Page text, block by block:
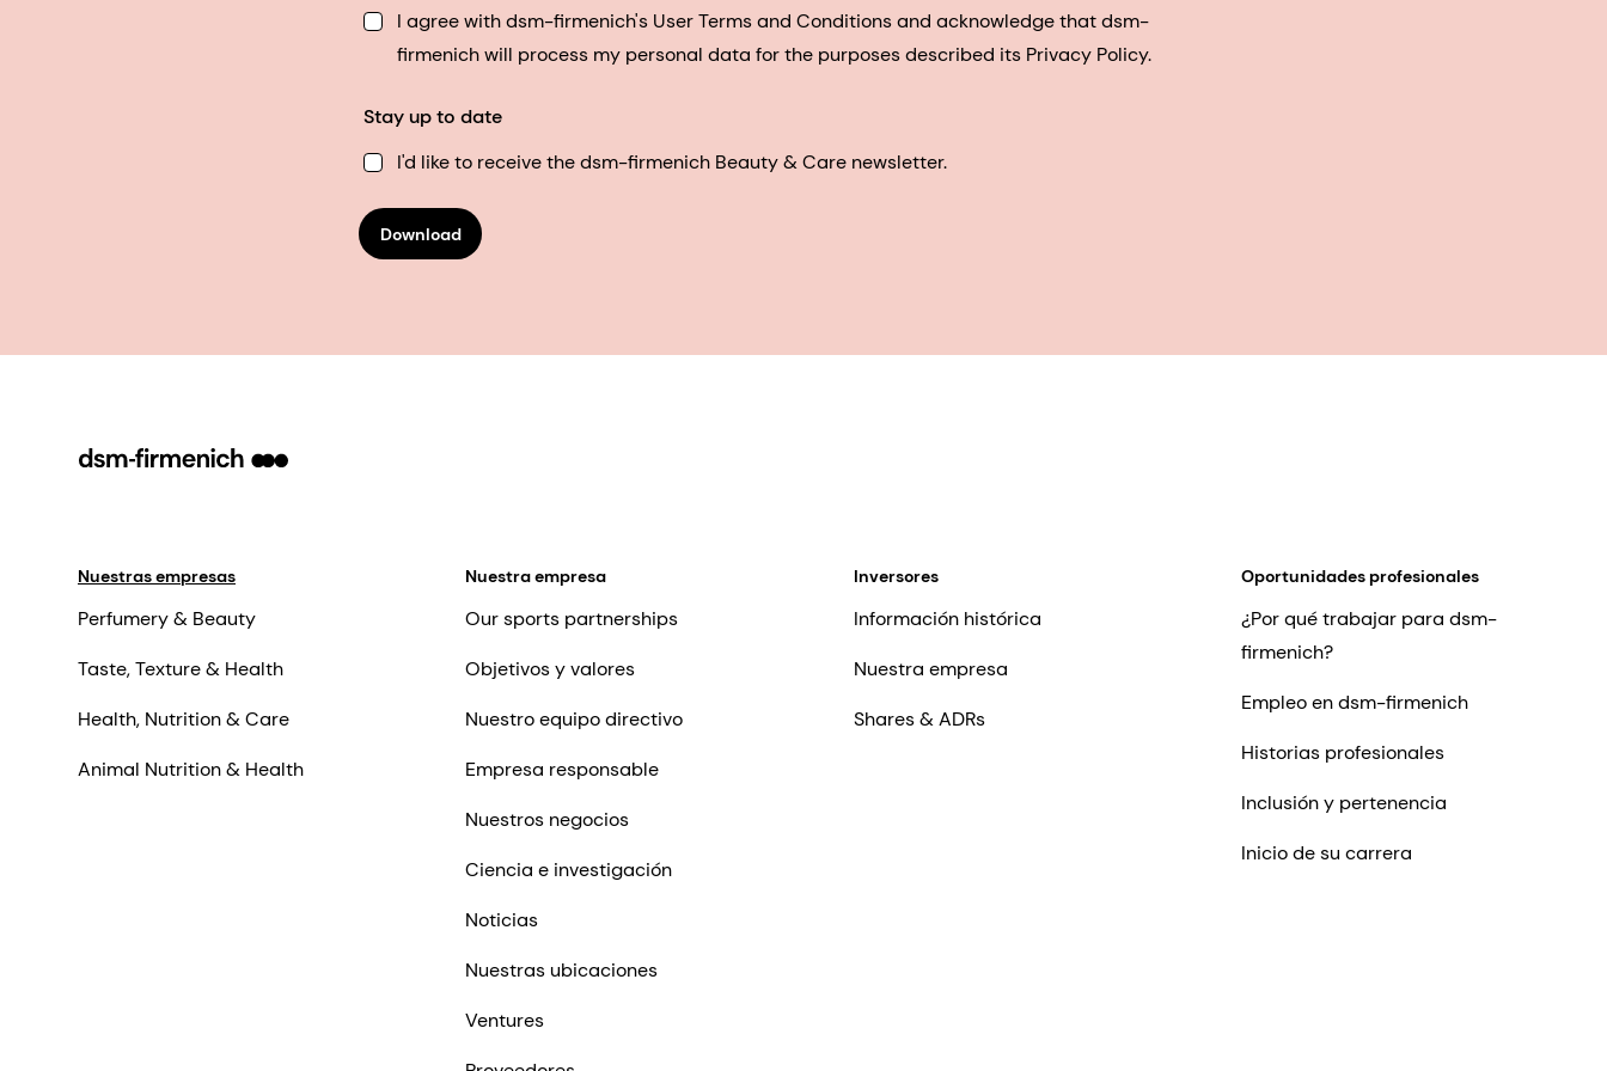
I agree with dsm-firmenich's User Terms and Conditions and acknowledge that dsm-
firmenich will process my personal data for the purposes described its Privacy Policy.
Stay up to date
I'd like to receive the dsm-firmenich Beauty & Care newsletter.
Download
Nuestras empresas
Perfumery & Beauty
Taste, Texture & Health
Health, Nutrition & Care
Animal Nutrition & Health
Nuestra empresa
Our sports partnerships
Objetivos y valores
Nuestro equipo directivo
Empresa responsable
Nuestros negocios
Ciencia e investigación
Noticias
Nuestras ubicaciones
Ventures
Inversores
Información histórica
Nuestra empresa
Shares & ADRs
Oportunidades profesionales
¿Por qué trabajar para dsm-
firmenich?
Empleo en dsm-firmenich
Historias profesionales
Inclusión y pertenencia
Inicio de su carrera